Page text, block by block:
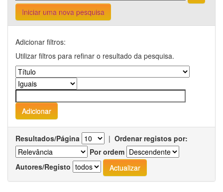
Iniciar uma nova pesquisa
Adicionar filtros:
Utilizar filtros para refinar o resultado da pesquisa.
Resultados/Página | Ordenar registos por:
Por ordem
Autores/Registo